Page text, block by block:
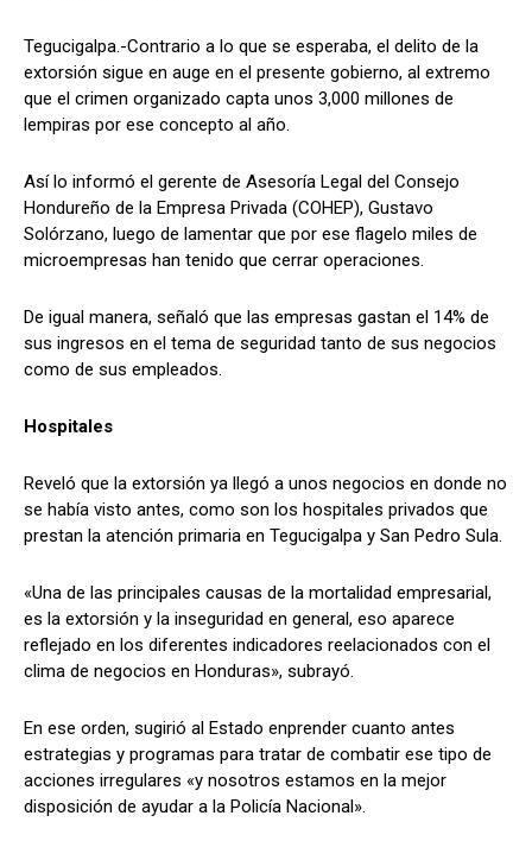
Comparta
Facebook X WhatsApp
Síganos
Comparta
Facebook X WhatsApp
Síganos
Tegucigalpa.-Contrario a lo que se esperaba, el delito de la
extorsión sigue en auge en el presente gobierno, al extremo
que el crimen organizado capta unos 3,000 millones de
lempiras por ese concepto al año.
Así lo informó el gerente de Asesoría Legal del Consejo
Hondureño de la Empresa Privada (COHEP), Gustavo
Solórzano, luego de lamentar que por ese flagelo miles de
microempresas han tenido que cerrar operaciones.
De igual manera, señaló que las empresas gastan el 14% de
sus ingresos en el tema de seguridad tanto de sus negocios
como de sus empleados.
Hospitales
Reveló que la extorsión ya llegó a unos negocios en donde no
se había visto antes, como son los hospitales privados que
prestan la atención primaria en Tegucigalpa y San Pedro Sula.
«Una de las principales causas de la mortalidad empresarial,
es la extorsión y la inseguridad en general, eso aparece
reflejado en los diferentes indicadores reelacionados con el
clima de negocios en Honduras», subrayó.
En ese orden, sugirió al Estado enprender cuanto antes
estrategias y programas para tratar de combatir ese tipo de
acciones irregulares «y nosotros estamos en la mejor
disposición de ayudar a la Policía Nacional».